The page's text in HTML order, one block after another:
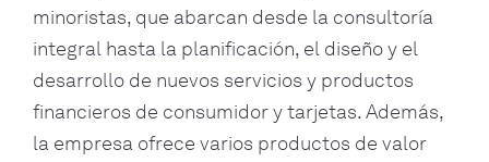
minoristas, que abarcan desde la consultoría
integral hasta la planificación, el diseño y el
desarrollo de nuevos servicios y productos
financieros de consumidor y tarjetas. Además,
la empresa ofrece varios productos de valor